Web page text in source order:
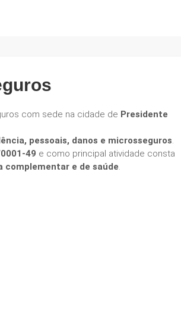
com sede na cidade de Presidente
pessoais, danos e microsseguros.
49 e como principal atividade consta
complementar e de saúde.